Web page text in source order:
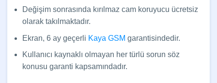
Değişim sonrasında kırılmaz cam koruyucu ücretsiz
olarak takılmaktadır.
Ekran, 6 ay geçerli Kaya GSM garantisindedir.
Kullanıcı kaynaklı olmayan her türlü sorun söz
konusu garanti kapsamındadır.